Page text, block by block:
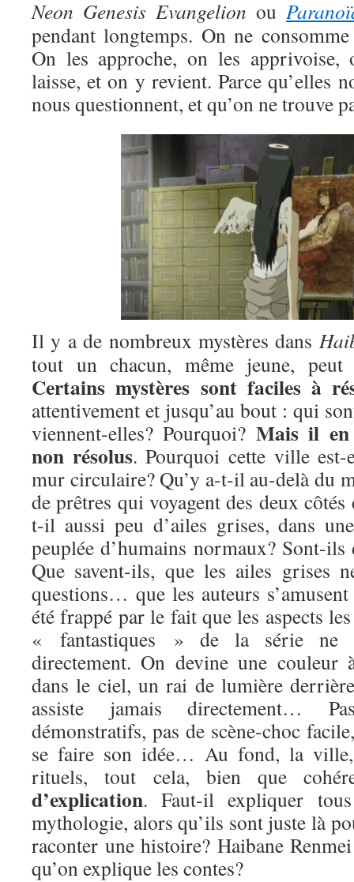
Neon Genesis Evangelion ou
pendant longtemps. On ne
On les approche, on les apprivoise,
laisse, et on y revient. Parce qu’elles
nous questionnent, et qu’on ne trouve
Il y a de nombreux mystères dans
tout un chacun, même jeune, peut
Certains mystères sont faciles à
attentivement et jusqu’au bout : qui
viennent-elles? Pourquoi? Mais il en
non résolus. Pourquoi cette ville est-
mur circulaire? Qu’y a-t-il au-delà du
de prêtres qui voyagent des deux
t-il aussi peu d’ailes grises, dans
peuplée d’humains normaux? Sont-
Que savent-ils, que les ailes grises
questions… que les auteurs
été frappé par le fait que les aspects
« fantastiques » de la série ne
directement. On devine une couleur
dans le ciel, un rai de lumière
assiste jamais directement…
démonstratifs, pas de scène-choc
se faire son idée… Au fond, la
rituels, tout cela, bien que
d’explication. Faut-il expliquer
mythologie, alors qu’ils sont juste là
raconter une histoire? Haibane
qu’on explique les contes?